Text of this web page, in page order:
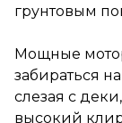
грунтовым
Мощные
забираться
слезая с
высокий